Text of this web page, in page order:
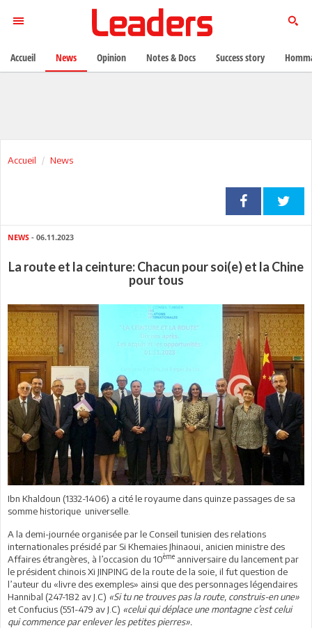
Accueil News
NEWS - 06.11.2023
La route et la ceinture: Chacun pour soi(e) et la Chine
pour tous
Ibn Khaldoun (1332-1406) a cité le royaume dans quinze passages de sa
somme historique universelle.
A la demi-journée organisée par le Conseil tunisien des relations
internationales présidé par Si Khemaies Jhinaoui, anicien ministre des
Affaires étrangères, à l’occasion du 10ème anniversaire du lancement par
le président chinois Xi JINPING de la route de la soie, il fut question de
l’auteur du «livre des exemples» ainsi que des personnages légendaires
Hannibal (247-182 av J.C) «Si tu ne trouves pas la route, construis-en une»
et Confucius (551-479 av J.C) «celui qui déplace une montagne c’est celui
qui commence par enlever les petites pierres».
Accueil News Opinion Notes & Docs Success story